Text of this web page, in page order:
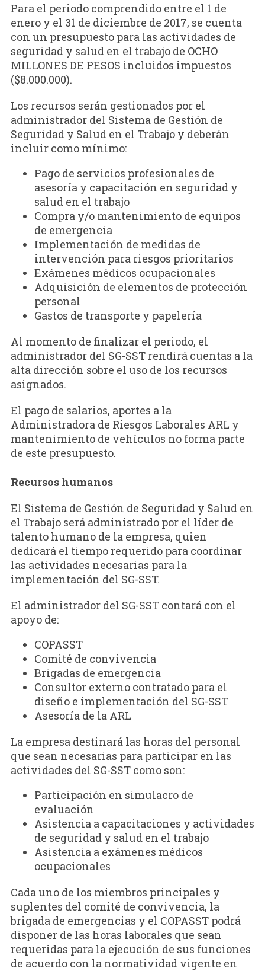
Para el periodo comprendido entre el 1 de
enero y el 31 de diciembre de 2017, se cuenta
con un presupuesto para las actividades de
seguridad y salud en el trabajo de OCHO
MILLONES DE PESOS incluidos impuestos
($8.000.000).
Los recursos serán gestionados por el
administrador del Sistema de Gestión de
Seguridad y Salud en el Trabajo y deberán
incluir como mínimo:
Pago de servicios profesionales de
asesoría y capacitación en seguridad y
salud en el trabajo
Compra y/o mantenimiento de equipos
de emergencia
Implementación de medidas de
intervención para riesgos prioritarios
Exámenes médicos ocupacionales
Adquisición de elementos de protección
personal
Gastos de transporte y papelería
Al momento de finalizar el periodo, el
administrador del SG-SST rendirá cuentas a la
alta dirección sobre el uso de los recursos
asignados.
El pago de salarios, aportes a la
Administradora de Riesgos Laborales ARL y
mantenimiento de vehículos no forma parte
de este presupuesto.
Recursos humanos
El Sistema de Gestión de Seguridad y Salud en
el Trabajo será administrado por el líder de
talento humano de la empresa, quien
dedicará el tiempo requerido para coordinar
las actividades necesarias para la
implementación del SG-SST.
El administrador del SG-SST contará con el
apoyo de:
COPASST
Comité de convivencia
Brigadas de emergencia
Consultor externo contratado para el
diseño e implementación del SG-SST
Asesoría de la ARL
La empresa destinará las horas del personal
que sean necesarias para participar en las
actividades del SG-SST como son:
Participación en simulacro de
evaluación
Asistencia a capacitaciones y actividades
de seguridad y salud en el trabajo
Asistencia a exámenes médicos
ocupacionales
Cada uno de los miembros principales y
suplentes del comité de convivencia, la
brigada de emergencias y el COPASST podrá
disponer de las horas laborales que sean
requeridas para la ejecución de sus funciones
de acuerdo con la normatividad vigente en